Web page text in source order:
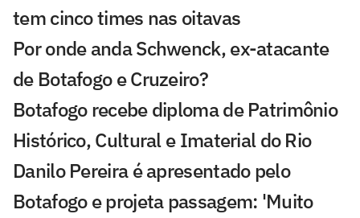
tem cinco times nas oitavas
Por onde anda Schwenck, ex-atacante
de Botafogo e Cruzeiro?
Botafogo recebe diploma de Patrimônio
Histórico, Cultural e Imaterial do Rio
Danilo Pereira é apresentado pelo
Botafogo e projeta passagem: 'Muito